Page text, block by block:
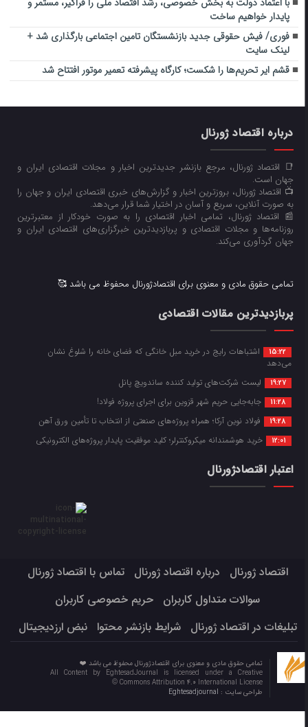
پایدار خواهیم ساخت
فوری/ فیش حقوقی جدید بازنشستگان تامین اجتماعی بارگذاری شد +
لینک سایت
قشم ایر تحریم‌ها را شکست؛ کارگاه پیشرفته تعمیر موتور افتتاح شد
درباره اقتصاد ژورنال
📑 اقتصاد ژورنال، مرجع بازنشر جدیدترین اخبار و مجلات اقتصادی ایران و
جهان است.
📺 اقتصاد ژورنال، بروزترین اخبار و گزارش‌های خبری اقتصادی ایران و جهان را
به صورت آنلاین، سریع و آسان در اختیار شما قرار می‌‌دهد.
📰 اقتصاد ژورنال، تمامی اخبار اقتصادی را به صورت خودکار از معتبرترین
روزنامه‌ها و مجلات اقتصادی و پربازدیدترین خبرگزاری‌های اقتصادی ایران و
جهان گردآوری می‌کند.
تمامی حقوق مادی و معنوی برای اقتصادژورنال محفوظ می باشد 🥰
پربازدیدترین مقالات اقتصادی
15:22
اشتباهات رایج در خرید مبل خانگی که فضای خانه را شلوغ نشان
می‌دهد
19:27 لیست شرکت‌های تولید کننده ساندویچ پانل
11:28 جابه‌جایی حریم شهر قزوین برای اجرای پروژه فولاد!
19:28 فولاد نوین آرکا؛ همراه پروژه‌های صنعتی از انتخاب تا تأمین ورق آهن
12:01 خرید هوشمندانه میکروکنترلر؛ کلید موفقیت پایدار پروژه‌های الکترونیکی
اعتبار اقتصادژورنال
اقتصاد ژورنال درباره اقتصاد ژورنال
تماس با اقتصاد ژورنال
سوالات متداول کاربران
حریم خصوصی کاربران
تبلیغات در اقتصاد ژورنال
شرایط بازنشر محتوا نبض ارزدیجیتال
تمامی حقوق مادی و معنوی برای اقتصادژورنال محفوظ می باشد ❤️
All Content by EghtesadJournal is licensed under a Creative
Commons Attribution 4.0 International License ©️
طراحی سایت :